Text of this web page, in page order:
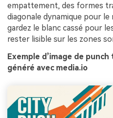
empattement, des formes
diagonale dynamique pour le
gardez le blanc cassé pour
rester lisible sur les zones
Exemple d’image de
généré avec media.io